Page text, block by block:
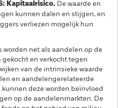
Kapitaalrisico. De waarde en
kunnen dalen en stijgen, en
verliezen mogelijk hun
worden net als aandelen op de
en verkocht tegen
van de intrinsieke waarde
en aandelengerelateerde
deze worden beïnvloed
op de aandelenmarkten. De